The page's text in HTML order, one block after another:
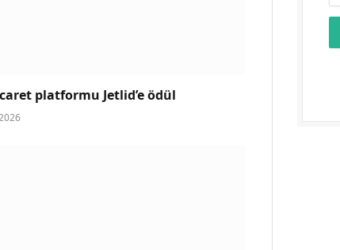
platformu Jetlid’e ödül